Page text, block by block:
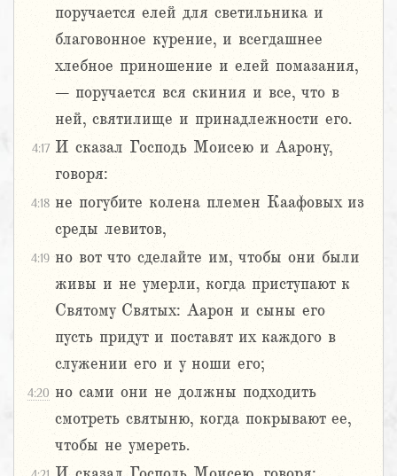
поручается елей для светильника и
благовонное курение, и всегдашнее
хлебное приношение и елей помазания,
– поручается вся скиния и все, что в
ней, святилище и принадлежности его.
4:17 И сказал Господь Моисею и Аарону,
говоря:
4:18 не погубите колена племен Каафовых из
среды левитов,
4:19 но вот что сделайте им, чтобы они были
живы и не умерли, когда приступают к
Святому Святых: Аарон и сыны его
пусть придут и поставят их каждого в
служении его и у ноши его;
4:20 но сами они не должны подходить
смотреть святыню, когда покрывают ее,
чтобы не умереть.